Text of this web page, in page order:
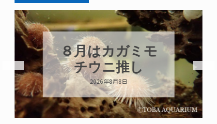
８月はカガミモ
チウニ推し
2026年8月8日